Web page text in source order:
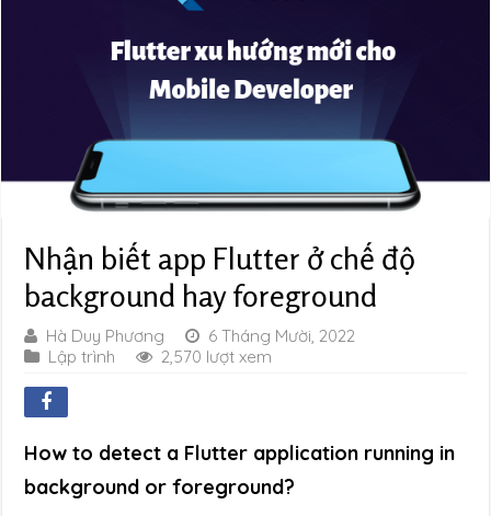
Nhận biết app Flutter ở chế độ
background hay foreground
Hà Duy Phương
6 Tháng Mười, 2022
Lập trình
2,570 lượt xem
How to detect a Flutter application running in
background or foreground?